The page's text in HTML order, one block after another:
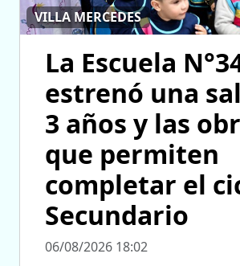
VILLA MERCEDES
La Escuela
estrenó una
3 años y las
que permiten
completar el
Secundario
06/08/2026 18:02